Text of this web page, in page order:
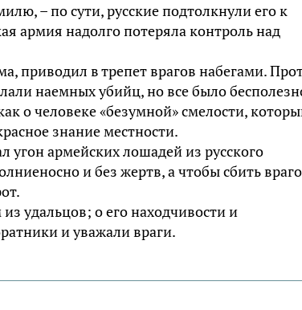
– по сути, русские подтолкнули его к
армия надолго потеряла контроль над
приводил в трепет врагов набегами.
наемных убийц, но все было
о человеке «безумной» смелости,
знание местности.
угон армейских лошадей из русского
и без жертв, а чтобы сбить
удальцов; о его находчивости и
и уважали враги.